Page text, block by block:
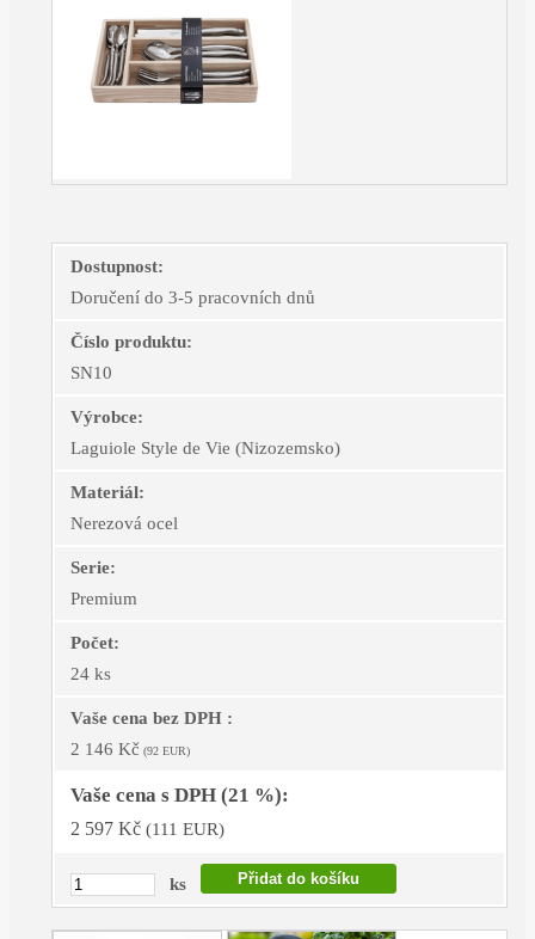
Dostupnost:
Doručení do 3-5 pracovních dnů
Číslo produktu:
SN10
Výrobce:
Laguiole Style de Vie (Nizozemsko)
Materiál:
Nerezová ocel
Serie:
Premium
Počet:
24 ks
Vaše cena bez DPH :
2 146 Kč (92 EUR)
Vaše cena s DPH (21 %):
2 597 Kč (111 EUR)
ks